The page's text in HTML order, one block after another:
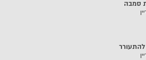
סמבה
להתעורר